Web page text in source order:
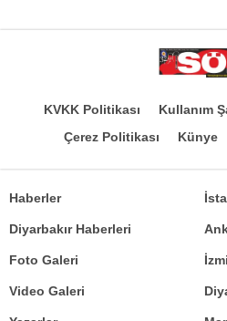
KVKK Politikası Kullanım
Çerez Politikası
Künye
Haberler
Diyarbakır Haberleri
Foto Galeri
Video Galeri